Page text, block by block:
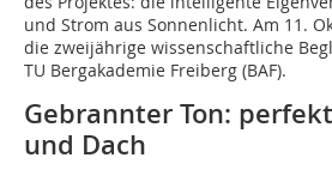
und Strom aus Sonnenlicht. Am 11.
die zweijährige wissenschaftliche
TU Bergakademie Freiberg (BAF).
Gebrannter Ton:
und Dach